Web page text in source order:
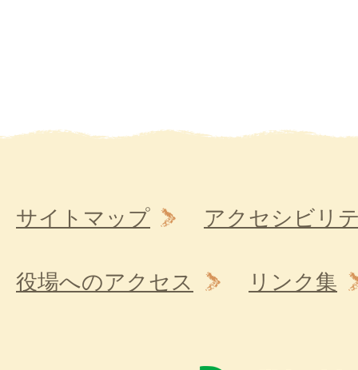
サイトマップ アクセシビリ
役場へのアクセス リンク集